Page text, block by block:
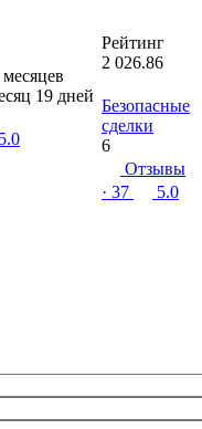
19 дней
5.0
Рейтинг
2 026.86
Безопасные
сделки
6
Отзывы
· 37
5.0